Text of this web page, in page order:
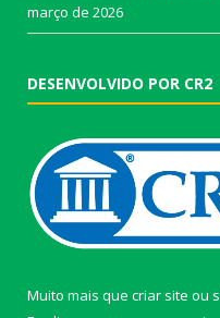
março de 2026
DESENVOLVIDO POR CR2
Muito mais que criar site ou